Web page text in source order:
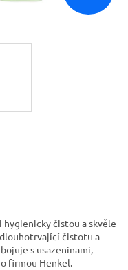
čistou a skvěle
čistotu a
s usazeninami,
firmou Henkel.